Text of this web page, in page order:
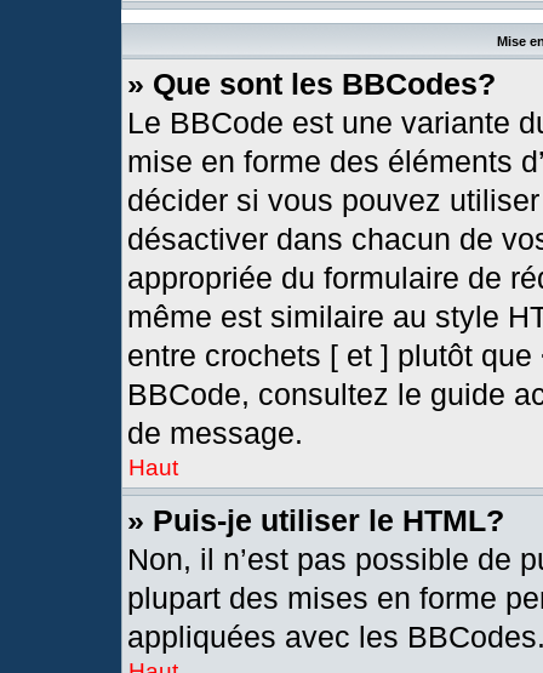
Mise
» Que sont les BBCodes?
Le BBCode est une variante
mise en forme des éléments
décider si vous pouvez
désactiver dans chacun de
appropriée du formulaire de
même est similaire au style
entre crochets [ et ] plutôt
BBCode, consultez le guide
de message.
Haut
» Puis-je utiliser le HTML?
Non, il n’est pas possible de
plupart des mises en forme
appliquées avec les